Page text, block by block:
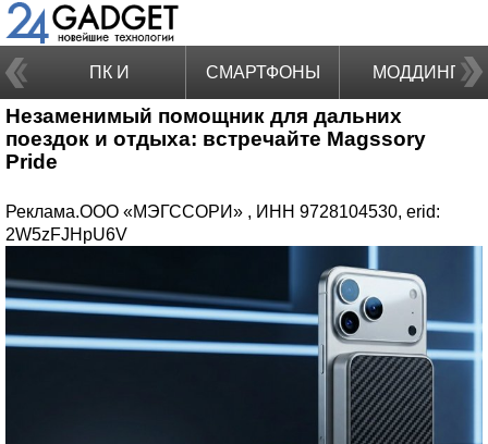
ПК И
НОУТБУКИ
СМАРТФОНЫ МОДДИНГ
Незаменимый помощник для дальних
поездок и отдыха: встречайте Magssory
Pride
Реклама.ООО «МЭГССОРИ» , ИНН 9728104530, erid:
2W5zFJHpU6V